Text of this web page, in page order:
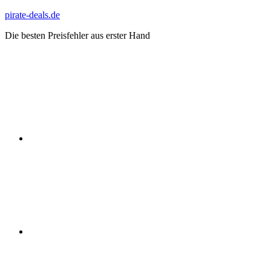
Zum
springen
pirate-deals.de
Die besten Preisfehler aus erster Hand